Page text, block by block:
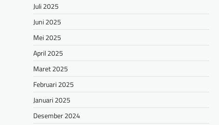
Juli 2025
Juni 2025
Mei 2025
April 2025
Maret 2025
Februari 2025
Januari 2025
Desember 2024